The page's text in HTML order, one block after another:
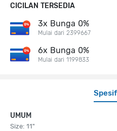
UMUM
Size: 11"
CICILAN TERSEDIA
3x Bunga 0%
Mulai dari 2399667
6x Bunga 0%
Mulai dari 1199833